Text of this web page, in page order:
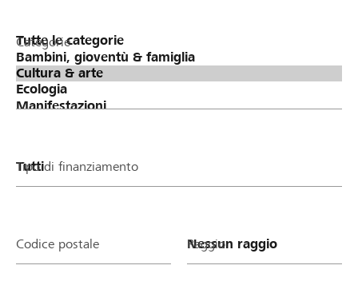
Categorie
Tipo di finanziamento
Codice postale Raggio